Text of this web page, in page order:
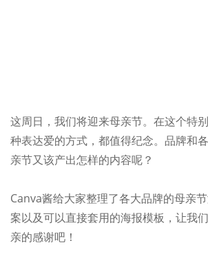
这周日，我们将迎来母亲节。 在这个特
种表达爱的方式，都值得纪念。品牌和
亲节又该产出怎样的内容呢？
Canva酱给大家整理了各大品牌的母亲
案以及可以直接套用的海报模板，让我
亲的感谢吧！